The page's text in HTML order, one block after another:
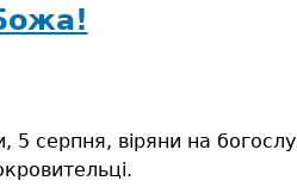
5 серпня, віряни на